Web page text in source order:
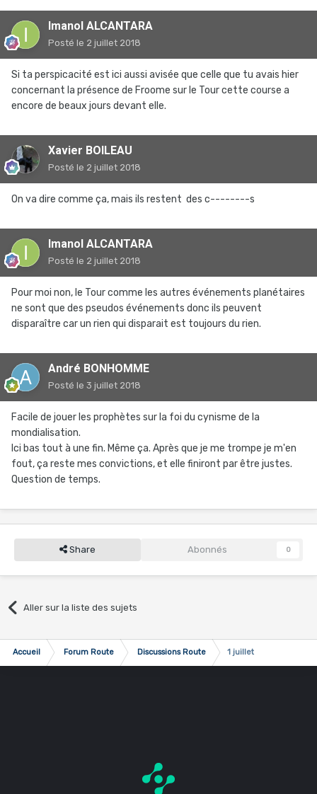
Imanol ALCANTARA
Posté le 2 juillet 2018
Si ta perspicacité est ici aussi avisée que celle que tu avais hier
concernant la présence de Froome sur le Tour cette course a
encore de beaux jours devant elle.
Xavier BOILEAU
Posté le 2 juillet 2018
On va dire comme ça, mais ils restent des c--------s
Imanol ALCANTARA
Posté le 2 juillet 2018
Pour moi non, le Tour comme les autres événements planétaires
ne sont que des pseudos événements donc ils peuvent
disparaître car un rien qui disparait est toujours du rien.
André BONHOMME
Posté le 3 juillet 2018
Facile de jouer les prophètes sur la foi du cynisme de la
mondialisation.
Ici bas tout à une fin. Même ça. Après que je me trompe je m'en
fout, ça reste mes convictions, et elle finiront par être justes.
Question de temps.
Share Abonnés 0
Aller sur la liste des sujets
Accueil Forum Route Discussions Route 1 juillet